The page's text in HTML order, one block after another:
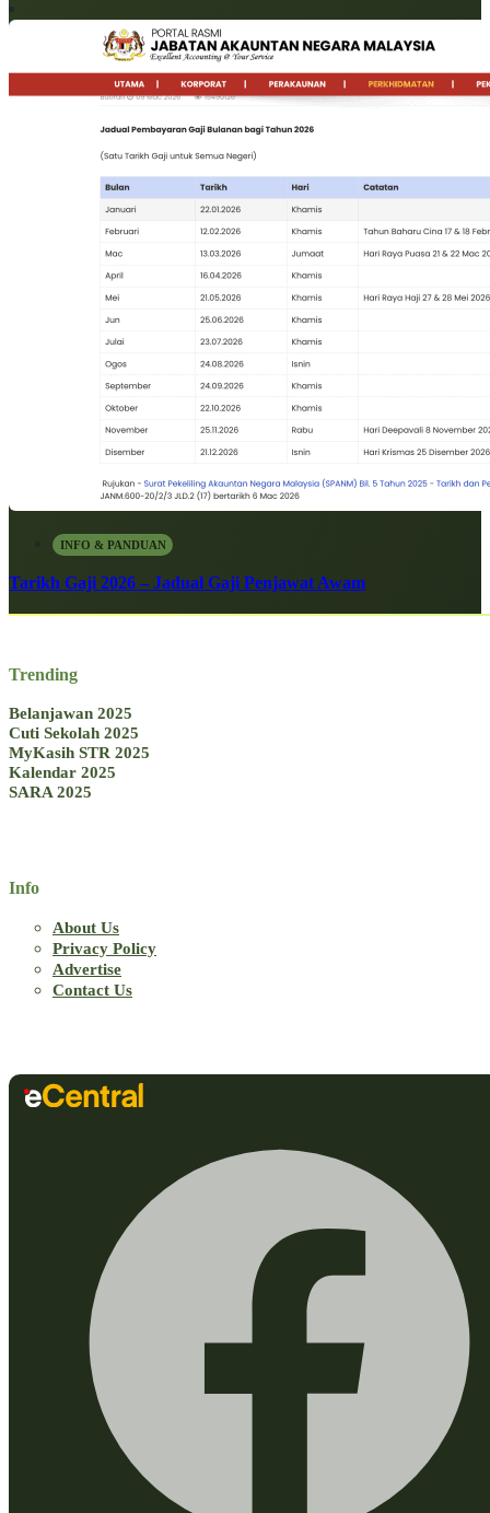
INFO & PANDUAN
Tarikh Gaji 2026 – Jadual Gaji Penjawat Awam
Trending
Belanjawan 2025
Cuti Sekolah 2025
MyKasih STR 2025
Kalendar 2025
SARA 2025
Info
About Us
Privacy Policy
Advertise
Contact Us